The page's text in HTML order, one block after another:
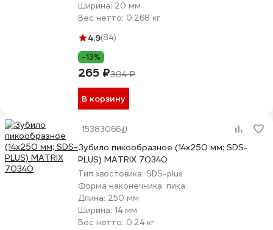
Ширина: 20 мм
Вес нетто: 0.268 кг
4.9(84)
-13%
265 ₽304 ₽
В корзину
15383066
Зубило пикообразное (14х250 мм; SDS-
PLUS) MATRIX 70340
Тип хвостовика: SDS-plus
Форма наконечника: пика
Длина: 250 мм
Ширина: 14 мм
Вес нетто: 0.24 кг